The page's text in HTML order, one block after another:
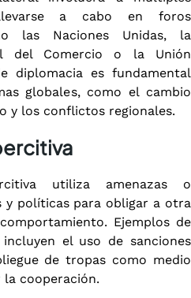
a cabo en foros
las Naciones Unidas, la
del Comercio o la Unión
diplomacia es fundamental
globales, como el cambio
y los conflictos regionales.
utiliza amenazas o
y políticas para obligar a otra
Ejemplos de
el uso de sanciones
de tropas como medio
cooperación.